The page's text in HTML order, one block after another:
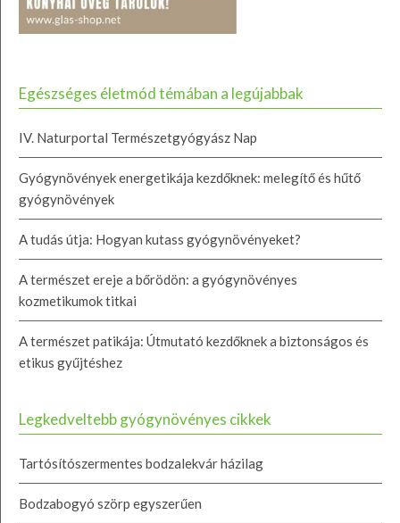
Egészséges életmód témában a legújabbak
IV. Naturportal Természetgyógyász Nap
Gyógynövények energetikája kezdőknek: melegítő és hűtő
gyógynövények
A tudás útja: Hogyan kutass gyógynövényeket?
A természet ereje a bőrödön: a gyógynövényes
kozmetikumok titkai
A természet patikája: Útmutató kezdőknek a biztonságos és
etikus gyűjtéshez
Legkedveltebb gyógynövényes cikkek
Tartósítószermentes bodzalekvár házilag
Bodzabogyó szörp egyszerűen